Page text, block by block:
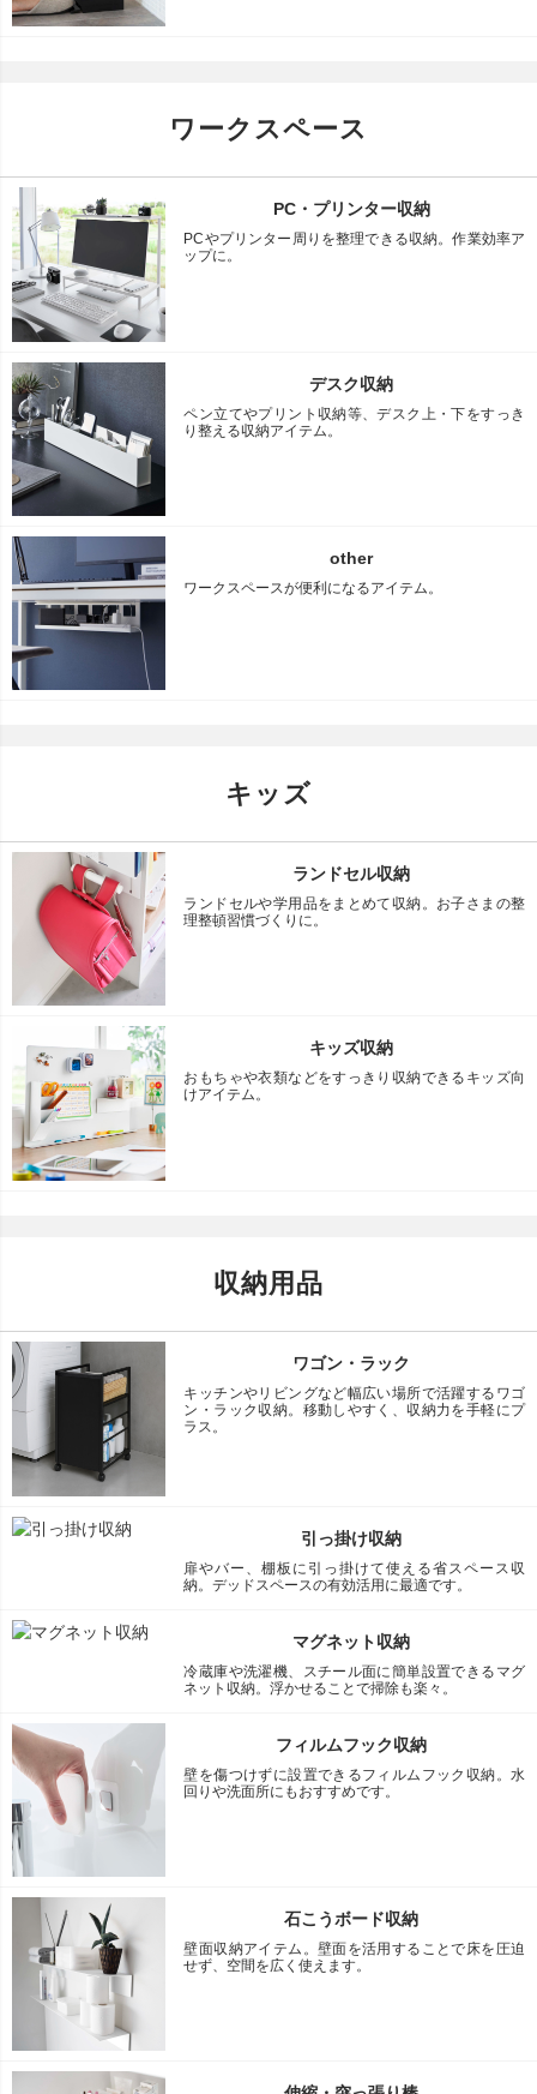
ワークスペース
PC・プリンター収納
PCやプリンター周りを整理できる収納。作業効率ア
ップに。
デスク収納
ペン立てやプリント収納等、デスク上・下をすっき
り整える収納アイテム。
other
ワークスペースが便利になるアイテム。
キッズ
ランドセル収納
ランドセルや学用品をまとめて収納。お子さまの整
理整頓習慣づくりに。
キッズ収納
おもちゃや衣類などをすっきり収納できるキッズ向
けアイテム。
収納用品
ワゴン・ラック
キッチンやリビングなど幅広い場所で活躍するワゴ
ン・ラック収納。移動しやすく、収納力を手軽にプ
ラス。
引っ掛け収納
扉やバー、棚板に引っ掛けて使える省スペース収
納。デッドスペースの有効活用に最適です。
マグネット収納
冷蔵庫や洗濯機、スチール面に簡単設置できるマグ
ネット収納。浮かせることで掃除も楽々。
フィルムフック収納
壁を傷つけずに設置できるフィルムフック収納。水
回りや洗面所にもおすすめです。
石こうボード収納
壁面収納アイテム。壁面を活用することで床を圧迫
せず、空間を広く使えます。